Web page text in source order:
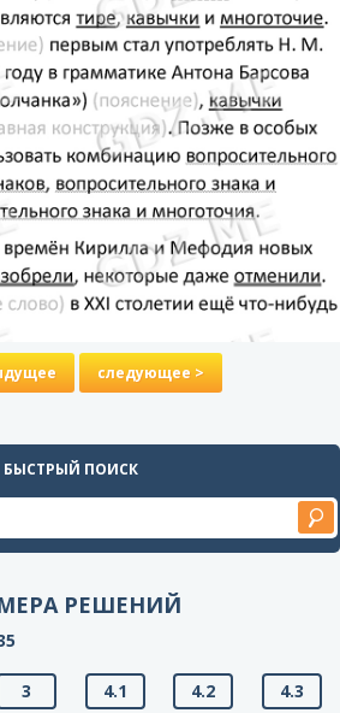
следующее >
БЫСТРЫЙ ПОИСК
РЕШЕНИЙ
3 4.1 4.2 4.3